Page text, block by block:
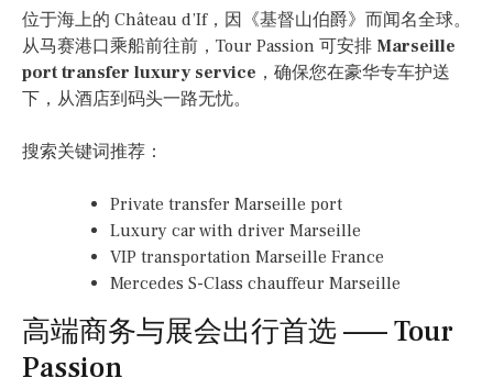
位于海上的 Château d’If，因《基督山伯爵》而闻名全球。
从马赛港口乘船前往前，Tour Passion 可安排 Marseille
port transfer luxury service ，确保您在豪华专车护送
下，从酒店到码头一路无忧。
搜索关键词推荐：
Private transfer Marseille port
Luxury car with driver Marseille
VIP transportation Marseille France
Mercedes S-Class chauffeur Marseille
高端商务与展会出行首选 —— Tour
Passion